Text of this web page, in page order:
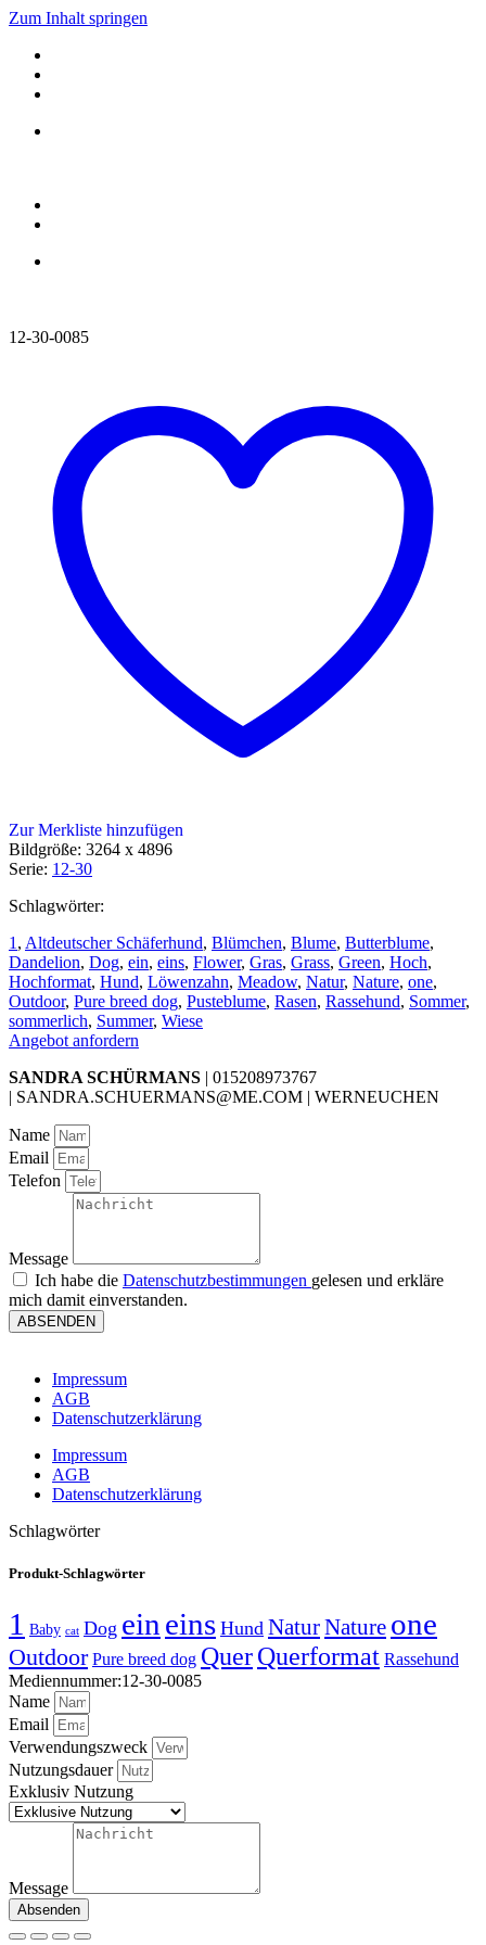
Zum Inhalt springen
12-30-0085
Zur Merkliste hinzufügen
Bildgröße: 3264 x 4896
Serie: 12-30
Schlagwörter:
1 , Altdeutscher Schäferhund, Blümchen, Blume, Butterblume,
Dandelion, Dog, ein, eins, Flower, Gras, Grass, Green, Hoch,
Hochformat, Hund, Löwenzahn, Meadow, Natur, Nature, one,
Outdoor, Pure breed dog, Pusteblume, Rasen, Rassehund, Sommer,
sommerlich, Summer, Wiese
Angebot anfordern
SANDRA SCHÜRMANS | 015208973767
| SANDRA.SCHUERMANS@ME.COM | WERNEUCHEN
Name
Email
Telefon
Message
Ich habe die Datenschutzbestimmungen gelesen und erkläre
mich damit einverstanden.
ABSENDEN
Impressum
AGB
Datenschutzerklärung
Impressum
AGB
Datenschutzerklärung
Schlagwörter
Produkt-Schlagwörter
1 Baby cat Dog ein eins Hund NaturNature one
Outdoor Pure breed dog QuerQuerformat Rassehund
Mediennummer:12-30-0085
Name
Email
Verwendungszweck
Nutzungsdauer
Exklusiv Nutzung
Message
Absenden